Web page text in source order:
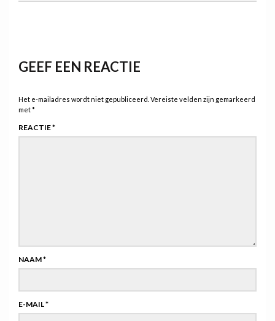
GEEF EEN REACTIE
Het e-mailadres wordt niet gepubliceerd. Vereiste velden zijn gemarkeerd
met*
REACTIE*
NAAM*
E-MAIL*